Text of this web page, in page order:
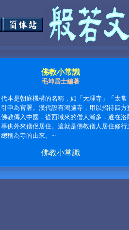
佛教小常識
毛坤居士編著
本是朝庭機構的名稱，如「大理寺」「太常
申為官署。漢代設有鴻臚寺，用以招待四方
教傳入中國，從西域來的僧人漸多，遂在洛
供外來僧侶居住。這就是佛教僧人居住修行
稱為寺的由來。‧‧‧
佛教小常識